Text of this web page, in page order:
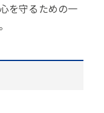
を守るための一